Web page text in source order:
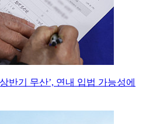
반기 무산’, 연내 입법 가능성에